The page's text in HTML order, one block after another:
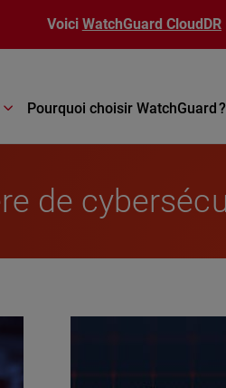
Voici WatchGuard CloudDR
Pourquoi choisir WatchGuard ?
de